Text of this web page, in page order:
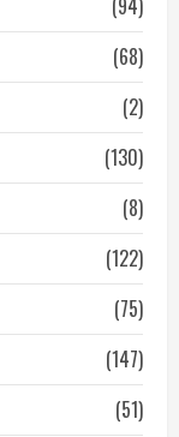
(68)
(2)
(130)
(8)
(122)
(75)
(147)
(51)